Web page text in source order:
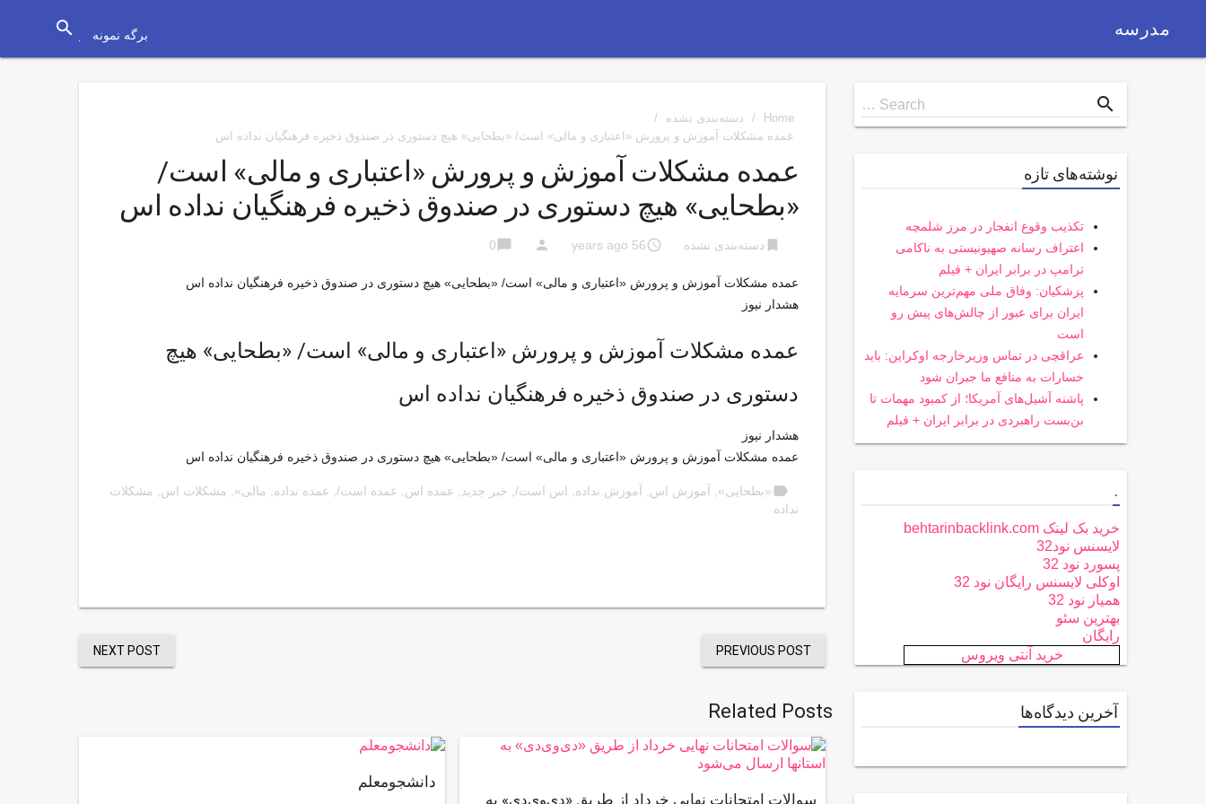
مدرسه برگه نمونه search
Home
/ دسته‌بندی نشده
/
عمده مشکلات آموزش و پرورش «اعتباری و مالی» است/ «بطحایی» هیچ دستوری در صندوق ذخیره فرهنگیان نداده اس
عمده مشکلات آموزش و پرورش «اعتباری و مالی» است/
«بطحایی» هیچ دستوری در صندوق ذخیره فرهنگیان نداده اس
bookmark دسته‌بندی نشده access_time
56 years ago
person
chat_bubble
0
عمده مشکلات آموزش و پرورش «اعتباری و مالی» است/ «بطحایی» هیچ دستوری در صندوق ذخیره فرهنگیان نداده اس
هشدار نیوز
عمده مشکلات آموزش و پرورش «اعتباری و مالی» است/ «بطحایی» هیچ
دستوری در صندوق ذخیره فرهنگیان نداده اس
هشدار نیوز
عمده مشکلات آموزش و پرورش «اعتباری و مالی» است/ «بطحایی» هیچ دستوری در صندوق ذخیره فرهنگیان نداده اس
label«بطحایی» آموزش اس آموزش نداده اس است/ خبر جدید عمده اس عمده است/ عمده نداده مالی» مشکلات اس
مشکلات
نداده
PREVIOUS POST
NEXT POST
Related Posts
سوالات امتحانات نهایی خرداد از طریق «دی‌وی‌دی» به
دانشجومعلم
Search
for
Search … search
نوشته‌های تازه
تکذیب وقوع انفجار در مرز شلمچه
اعتراف رسانه صهیونیستی به ناکامی
ترامپ در برابر ایران + فیلم
پزشکیان: وفاق ملی مهم‌ترین سرمایه
ایران برای عبور از چالش‌های پیش رو
است
عراقچی در تماس وزیرخارجه اوکراین: باید
خسارات به منافع ما جبران شود
پاشنه آشیل‌های آمریکا؛ از کمبود مهمات تا
بن‌بست راهبردی در برابر ایران + فیلم
.
خرید بک لینک behtarinbacklink.com
لایسنس نود32
پسورد نود 32
اوکلی لایسنس رایگان نود 32
همیار نود 32
بهترین سئو
رایگان
خرید آنتی ویروس
آخرین دیدگاه‌ها